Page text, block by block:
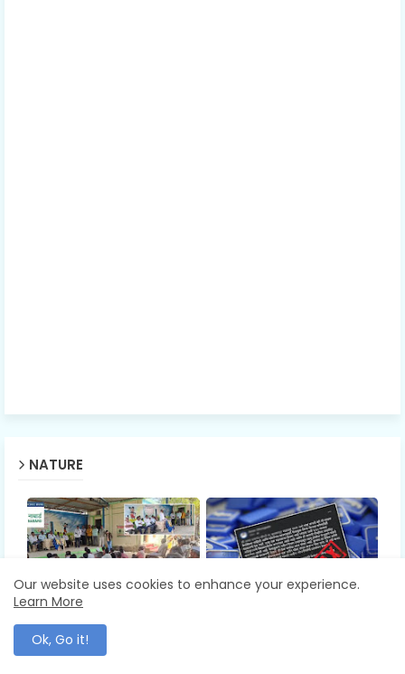
NATURE
ADMINISTRATION
NABARD Digital Camp |
सहकाराला डिजिटल बळ;
ग्रामीण अर्थव्यवस्थेच्या नव्या
Our website uses cookies to enhance your experience.
Learn More
Ok, Go it!